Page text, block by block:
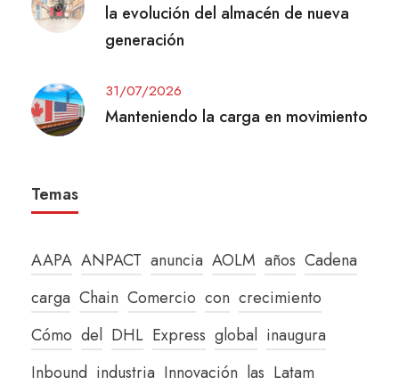
la evolución del almacén de nueva
generación
31/07/2026
Manteniendo la carga en movimiento
Temas
AAPA ANPACT anuncia AOLM años Cadena
carga Chain Comercio con crecimiento
Cómo del DHL Express global inaugura
Inbound industria Innovación las Latam